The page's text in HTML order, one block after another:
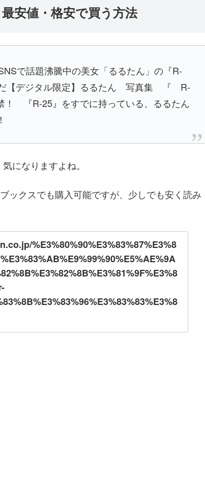
安値・格安で買う方法
で話題沸騰中の美女「るるたん」の『R-
だ【デジタル限定】るるたん 写真集 『 R-
『R-25』をすでに持っている、るるたん
になりますよね。
ックスでも購入可能ですが、少しでも安く読み
%E3%80%90%E3%83%87%E3%8